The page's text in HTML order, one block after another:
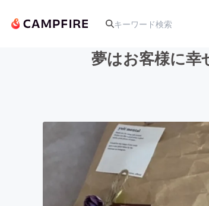
アート・写真
テクノロジー・ガジェッ
夢はお客様に幸